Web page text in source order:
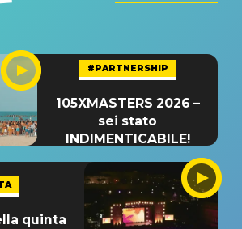
#PARTNERSHIP
105XMASTERS 2026 –
sei stato
INDIMENTICABILE!
quinta